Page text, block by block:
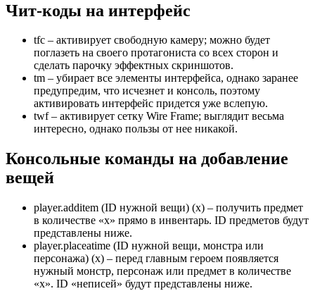
Чит-коды на интерфейс
tfc – активирует свободную камеру; можно будет
поглазеть на своего протагониста со всех сторон и
сделать парочку эффектных скриншотов.
tm – убирает все элементы интерфейса, однако заранее
предупредим, что исчезнет и консоль, поэтому
активировать интерфейс придется уже вслепую.
twf – активирует сетку Wire Frame; выглядит весьма
интересно, однако пользы от нее никакой.
Консольные команды на добавление
вещей
player.additem (ID нужной вещи) (x) – получить предмет
в количестве «x» прямо в инвентарь. ID предметов будут
представлены ниже.
player.placeatime (ID нужной вещи, монстра или
персонажа) (x) – перед главным героем появляется
нужный монстр, персонаж или предмет в количестве
«х». ID «неписей» будут представлены ниже.